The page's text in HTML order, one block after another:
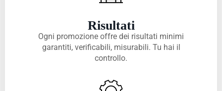
Risultati
Ogni promozione offre dei risultati minimi
garantiti, verificabili, misurabili. Tu hai il
controllo.